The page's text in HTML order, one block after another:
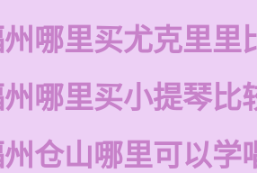
哪里买尤克里里
哪里买小提琴比
仓山哪里可以学